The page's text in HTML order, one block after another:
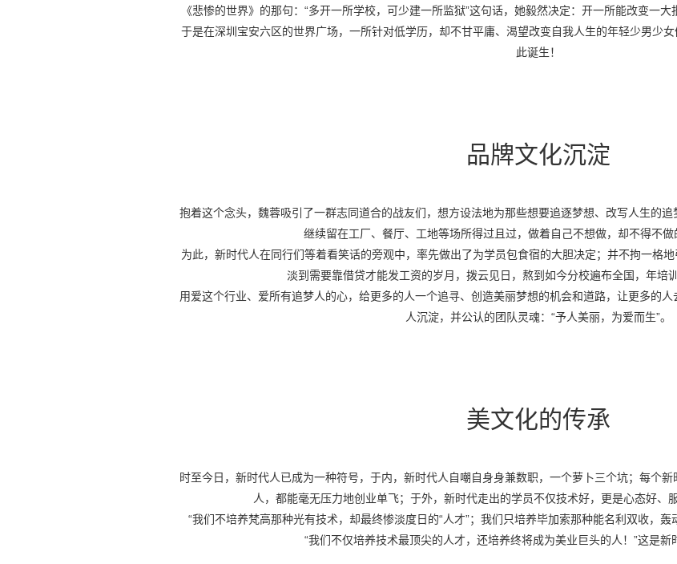
《悲惨的世界》的那句：“多开一所学校，可少建一所监狱”这句话，她毅然决定：开一所能改变一
于是在深圳宝安六区的世界广场，一所针对低学历，却不甘平庸、渴望改变自我人生的年轻少男少
此诞生！
品牌文化沉淀
抱着这个念头，魏蓉吸引了一群志同道合的战友们，想方设法地为那些想要追逐梦想、改写人生的
继续留在工厂、餐厅、工地等场所得过且过，做着自己不想做，却不得不做
为此，新时代人在同行们等着看笑话的旁观中，率先做出了为学员包食宿的大胆决定；并不拘一格
淡到需要靠借贷才能发工资的岁月，拨云见日，熬到如今分校遍布全国，年培
用爱这个行业、爱所有追梦人的心，给更多的人一个追寻、创造美丽梦想的机会和道路，让更多的
人沉淀，并公认的团队灵魂：“予人美丽，为爱而生”。
美文化的传承
时至今日，新时代人已成为一种符号，于内，新时代人自嘲自身身兼数职，一个萝卜三个坑；每个
人，都能毫无压力地创业单飞；于外，新时代走出的学员不仅技术好，更是心态好、
“我们不培养梵高那种光有技术，却最终惨淡度日的“人才”；我们只培养毕加索那种能名利双收，轰
“我们不仅培养技术最顶尖的人才，还培养终将成为美业巨头的人！”这是新